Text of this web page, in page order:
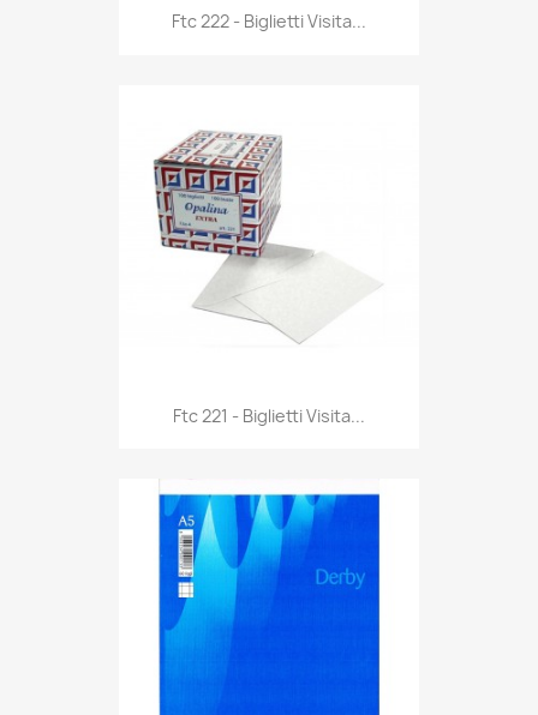
Anteprima
Ftc 222 - Biglietti Visita...
 Anteprima
Ftc 221 - Biglietti Visita...